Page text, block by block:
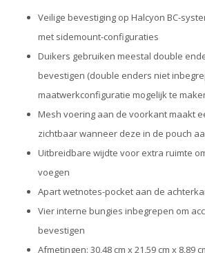
Veilige bevestiging op Halcyon BC-
met sidemount-configuraties
Duikers gebruiken meestal double
bevestigen (double enders niet
maatwerkconfiguratie mogelijk te
Mesh voering aan de voorkant maakt
zichtbaar wanneer deze in de pouch
Uitbreidbare wijdte voor extra ruimte
voegen
Apart wetnotes-pocket aan de
Vier interne bungies inbegrepen om
bevestigen
Afmetingen: 30,48 cm x 21,59 cm x 8,89